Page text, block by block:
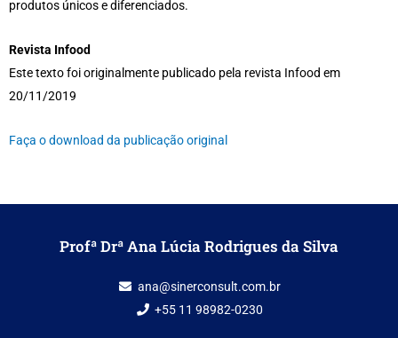
produtos únicos e diferenciados.
Revista Infood
Este texto foi originalmente publicado pela revista Infood em
20/11/2019
Faça o download da publicação original
Profª Drª Ana Lúcia Rodrigues da Silva
ana@sinerconsult.com.br
+55 11 98982-0230